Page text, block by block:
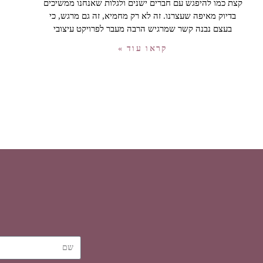
קצת כמו להיפגש עם חברים ישנים ולגלות שאנחנו ממשיכים
בדיוק מאיפה שעצרנו. זה לא רק מחמיא, זה גם מרגש, כי
בעצם נבנה קשר שמרגיש הרבה מעבר לפרויקט עיצובי
קראו עוד »